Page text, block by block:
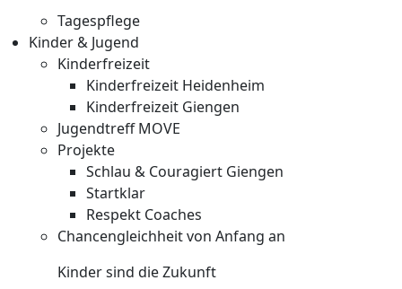
Tagespflege
Kinder & Jugend
Kinderfreizeit
Kinderfreizeit Heidenheim
Kinderfreizeit Giengen
Jugendtreff MOVE
Projekte
Schlau & Couragiert Giengen
Startklar
Respekt Coaches
Chancengleichheit von Anfang an
Kinder sind die Zukunft